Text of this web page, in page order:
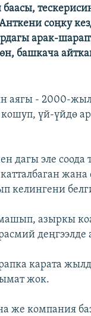
соңку
арак-
башкача
аягы - 2000-
кошуп, үй-үйдө
дагы эле соода
келингени
азыркы
карата
жок.
же компания